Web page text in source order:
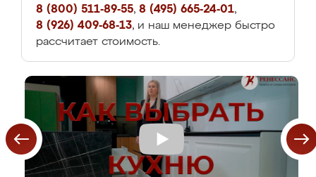
8 (800) 511-89-55, 8 (495) 665-24-01,
8 (926) 409-68-13, и наш менеджер быстро
рассчитает стоимость.